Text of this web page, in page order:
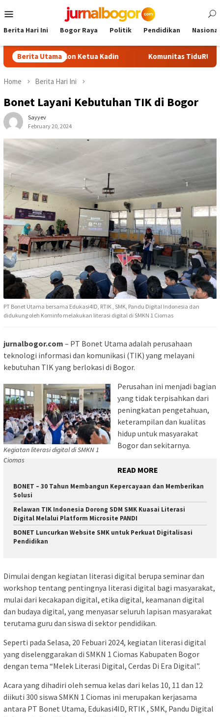
to
Menu
Berita Hari Ini Bogor Raya Politik Pendidikan Nasional
Berita Utama
Calon Ketua Kadin Komunitas TiduRUN Jajal Jalur
Home Berita Hari Ini
Bonet Layani Kebutuhan TIK di Bogor
Sayyev
February 20, 2024
PT Bonet Utama bersama Edukasi4ID, RTIK , SMK, Pandu Digital Indonesia dan
didukung oleh Kominfo melakukan literasi digital di SMKN 1 Ciomas
jurnalbogor.com – PT Bonet Utama adalah perusahaan
teknologi informasi dan komunikasi (TIK) yang melayani
kebutuhan TIK yang berlokasi di Bogor.
Kegiatan literasi digital di SMKN 1
Ciomas
Perusahan ini menjadi bagian
yang tidak terpisahkan dari
peningkatan pengetahuan,
keterampilan dan kualitas
hidup untuk masyarakat
Bogor dan sekitarnya.
READ MORE
BONET – 30 Tahun Membangun Kepercayaan dan Memberikan
Solusi
Relawan TIK Indonesia Dorong SDM SMK Kuasai Literasi
Digital Melalui Platform Microsite PANDI
BONET Luncurkan Website SMK untuk Perkuat Digitalisasi
Pendidikan
Dimulai dengan kegiatan literasi digital berupa seminar dan
workshop tentang pentingnya literasi digital bagi masyarakat,
mulai dari kecakapan digital, etika digital, keamanan digital
dan budaya digital, yang menyasar seluruh lapisan masyarakat
terutama guru dan siswa di sektor pendidikan.
Seperti pada Selasa, 20 Febuari 2024, kegiatan literasi digital
yang diselenggarakan di SMKN 1 Ciomas Kabupaten Bogor
dengan tema “Melek Literasi Digital, Cerdas Di Era Digital”.
Acara yang dihadiri oleh semua kelas dari kelas 10, 11 dan 12
diikuti 300 siswa SMKN 1 Ciomas ini merupakan kerjasama
antara PT Bonet Utama, Edukasi4ID, RTIK , SMK, Pandu Digital